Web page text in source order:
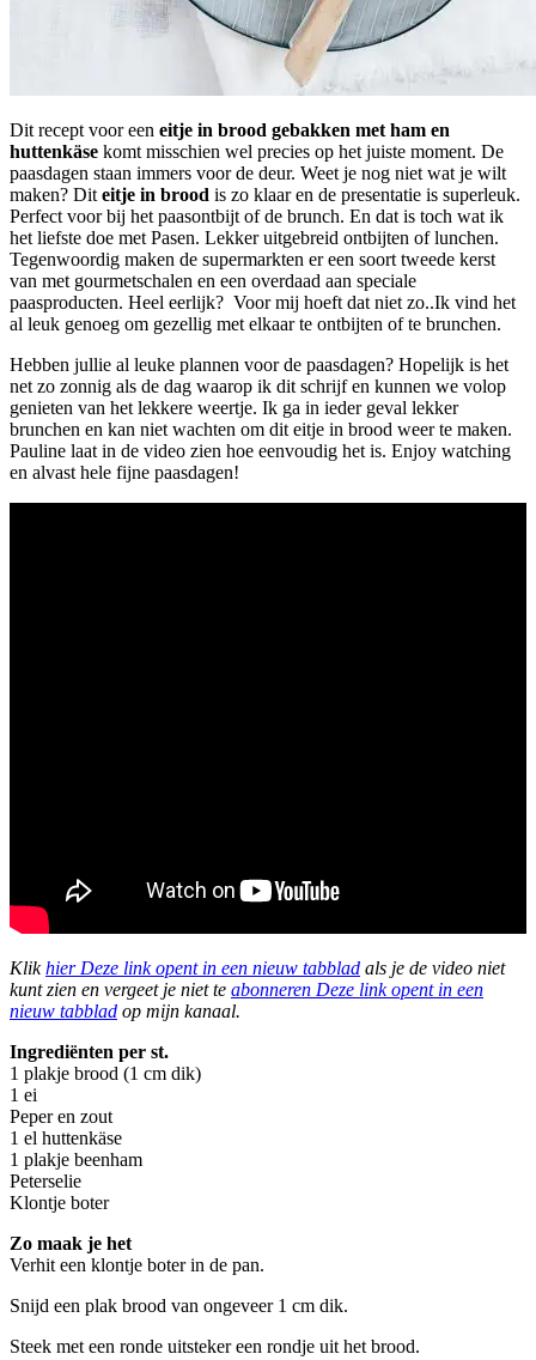
Dit recept voor een eitje in brood gebakken met ham en
huttenkäse komt misschien wel precies op het juiste moment. De
paasdagen staan immers voor de deur. Weet je nog niet wat je wilt
maken? Dit eitje in brood is zo klaar en de presentatie is superleuk.
Perfect voor bij het paasontbijt of de brunch. En dat is toch wat ik
het liefste doe met Pasen. Lekker uitgebreid ontbijten of lunchen.
Tegenwoordig maken de supermarkten er een soort tweede kerst
van met gourmetschalen en een overdaad aan speciale
paasproducten. Heel eerlijk? Voor mij hoeft dat niet zo..Ik vind het
al leuk genoeg om gezellig met elkaar te ontbijten of te brunchen.
Hebben jullie al leuke plannen voor de paasdagen? Hopelijk is het
net zo zonnig als de dag waarop ik dit schrijf en kunnen we volop
genieten van het lekkere weertje. Ik ga in ieder geval lekker
brunchen en kan niet wachten om dit eitje in brood weer te maken.
Pauline laat in de video zien hoe eenvoudig het is. Enjoy watching
en alvast hele fijne paasdagen!
Klikhier Deze link opent in een nieuw tabblad als je de video niet
kunt zien en vergeet je niet te abonneren Deze link opent in een
nieuw tabblad op mijn kanaal.
Ingrediënten per st.
1 plakje brood (1 cm dik)
1 ei
Peper en zout
1 el huttenkäse
1 plakje beenham
Peterselie
Klontje boter
Zo maak je het
Verhit een klontje boter in de pan.
Snijd een plak brood van ongeveer 1 cm dik.
Steek met een ronde uitsteker een rondje uit het brood.